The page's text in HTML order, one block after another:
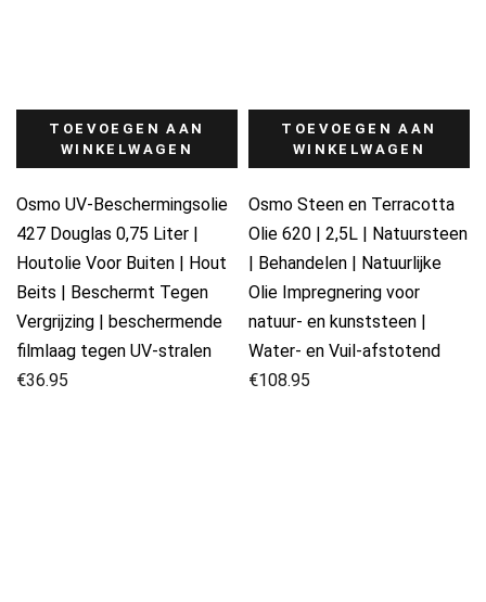
TOEVOEGEN AAN
WINKELWAGEN
Osmo UV-Beschermingsolie
427 Douglas 0,75 Liter |
Houtolie Voor Buiten | Hout
Beits | Beschermt Tegen
Vergrijzing | beschermende
filmlaag tegen UV-stralen
€36.95
TOEVOEGEN AAN
WINKELWAGEN
Osmo Steen en Terracotta
Olie 620 | 2,5L | Natuursteen
| Behandelen | Natuurlijke
Olie Impregnering voor
natuur- en kunststeen |
Water- en Vuil-afstotend
€108.95